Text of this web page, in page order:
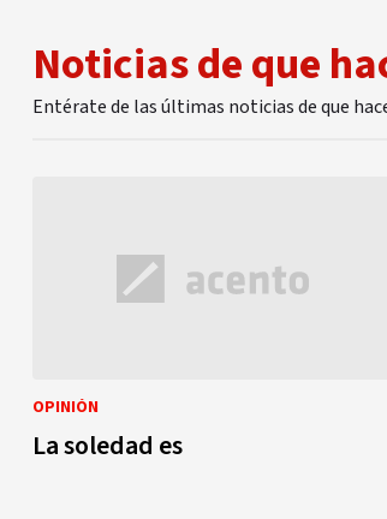
Noticias de que
Entérate de las últimas noticias de que
OPINIÓN
La soledad es